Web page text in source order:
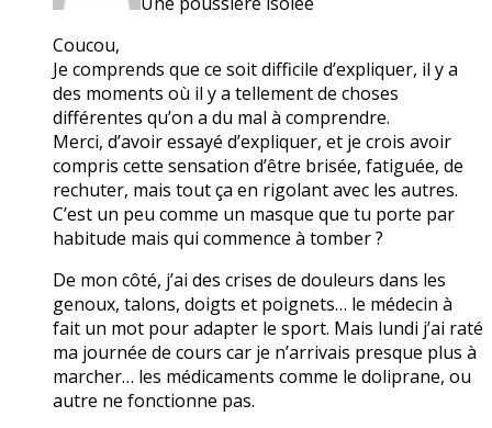
Coucou,
Je comprends que ce soit difficile d’expliquer, il y a
des moments où il y a tellement de choses
différentes qu’on a du mal à comprendre.
Merci, d’avoir essayé d’expliquer, et je crois avoir
compris cette sensation d’être brisée, fatiguée, de
rechuter, mais tout ça en rigolant avec les autres.
C’est un peu comme un masque que tu porte par
habitude mais qui commence à tomber ?
De mon côté, j’ai des crises de douleurs dans les
genoux, talons, doigts et poignets… le médecin à
fait un mot pour adapter le sport. Mais lundi j’ai raté
ma journée de cours car je n’arrivais presque plus à
marcher… les médicaments comme le doliprane, ou
autre ne fonctionne pas.